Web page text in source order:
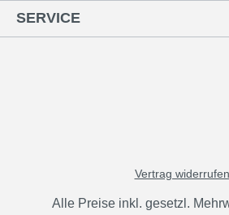
SERVICE
Vertrag widerrufen
Alle Preise inkl. gesetzl.